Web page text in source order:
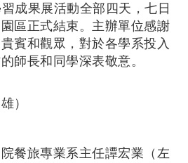
成果展活動全部四天，七日
區正式結束。主辦單位感謝
賓和觀眾，對於各學系投入
師長和同學深表敬意。
）
餐旅專業系主任譚宏業（左